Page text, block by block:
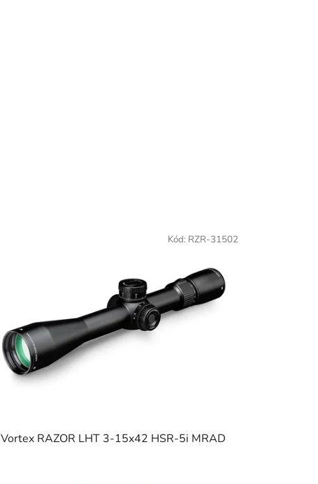
Vortex RAZOR LHT 3-15x42 HSR-5i MRAD
Kód: RZR-31502